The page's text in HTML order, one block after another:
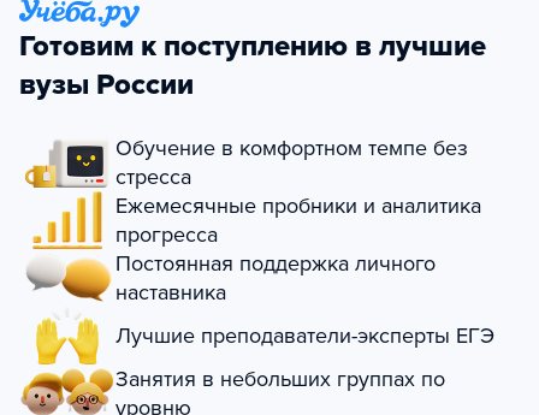
Готовим к поступлению в лучшие
вузы России
Обучение в комфортном темпе без
стресса
Ежемесячные пробники и аналитика
прогресса
Постоянная поддержка личного
наставника
Лучшие преподаватели-эксперты ЕГЭ
Занятия в небольших группах по
уровню